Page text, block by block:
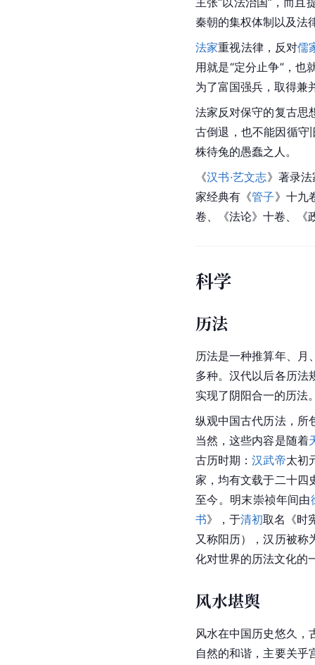
秦朝的集权体制以及法
法家重视法律，反对儒
用就是“定分止争”，也
为了富国强兵，取得兼
法家反对保守的复古思
古倒退，也不能因循守
株待兔的愚蠢之人。
《汉书·艺文志》著录
家经典有《管子》十九
卷、《法论》十卷、《
科学
历法
历法是一种推算年、月
多种。汉代以后各历法
实现了阴阳合一的历法
纵观中国古代历法，所
当然，这些内容是随着
古历时期：汉武帝太初
家，均有文载于二十四
至今。明末崇祯年间由
书》，于清初取名《时
又称阳历），汉历被称
化对世界的历法文化的
风水堪舆
风水在中国历史悠久，
自然的和谐，主要关乎